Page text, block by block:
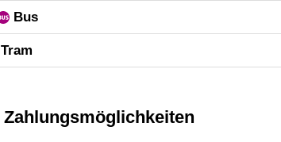
Bus
Tram
Zahlungsmöglichkeiten